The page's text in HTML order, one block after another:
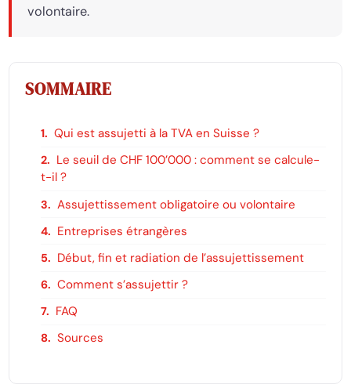
volontaire.
SOMMAIRE
Qui est assujetti à la TVA en Suisse ?
Le seuil de CHF 100’000 : comment se calcule-
t-il ?
Assujettissement obligatoire ou volontaire
Entreprises étrangères
Début, fin et radiation de l’assujettissement
Comment s’assujettir ?
FAQ
Sources